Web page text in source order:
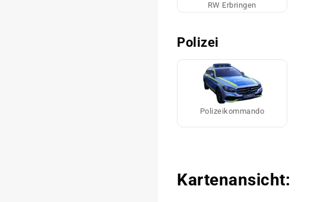
RW Erbringen
Polizei
Polizeikommando
Kartenansicht: